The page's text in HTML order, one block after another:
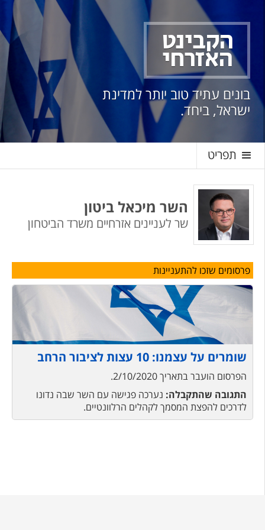
הקבינט
האזרחי
בונים עתיד טוב יותר למדינת
ישראל, ביחד.
תפריט
השר מיכאל ביטון
שר לעניינים אזרחיים משרד הביטחון
פרסומים שזכו להתעניינות
שומרים על עצמנו: 10 עצות לציבור הרחב
הפרסום הועבר בתאריך2/10/2020
.
התגובה שהתקבלה: נערכה פגישה עם השר שבה נדונו
לדרכים להפצת המסמך לקהלים הרלוונטיים.